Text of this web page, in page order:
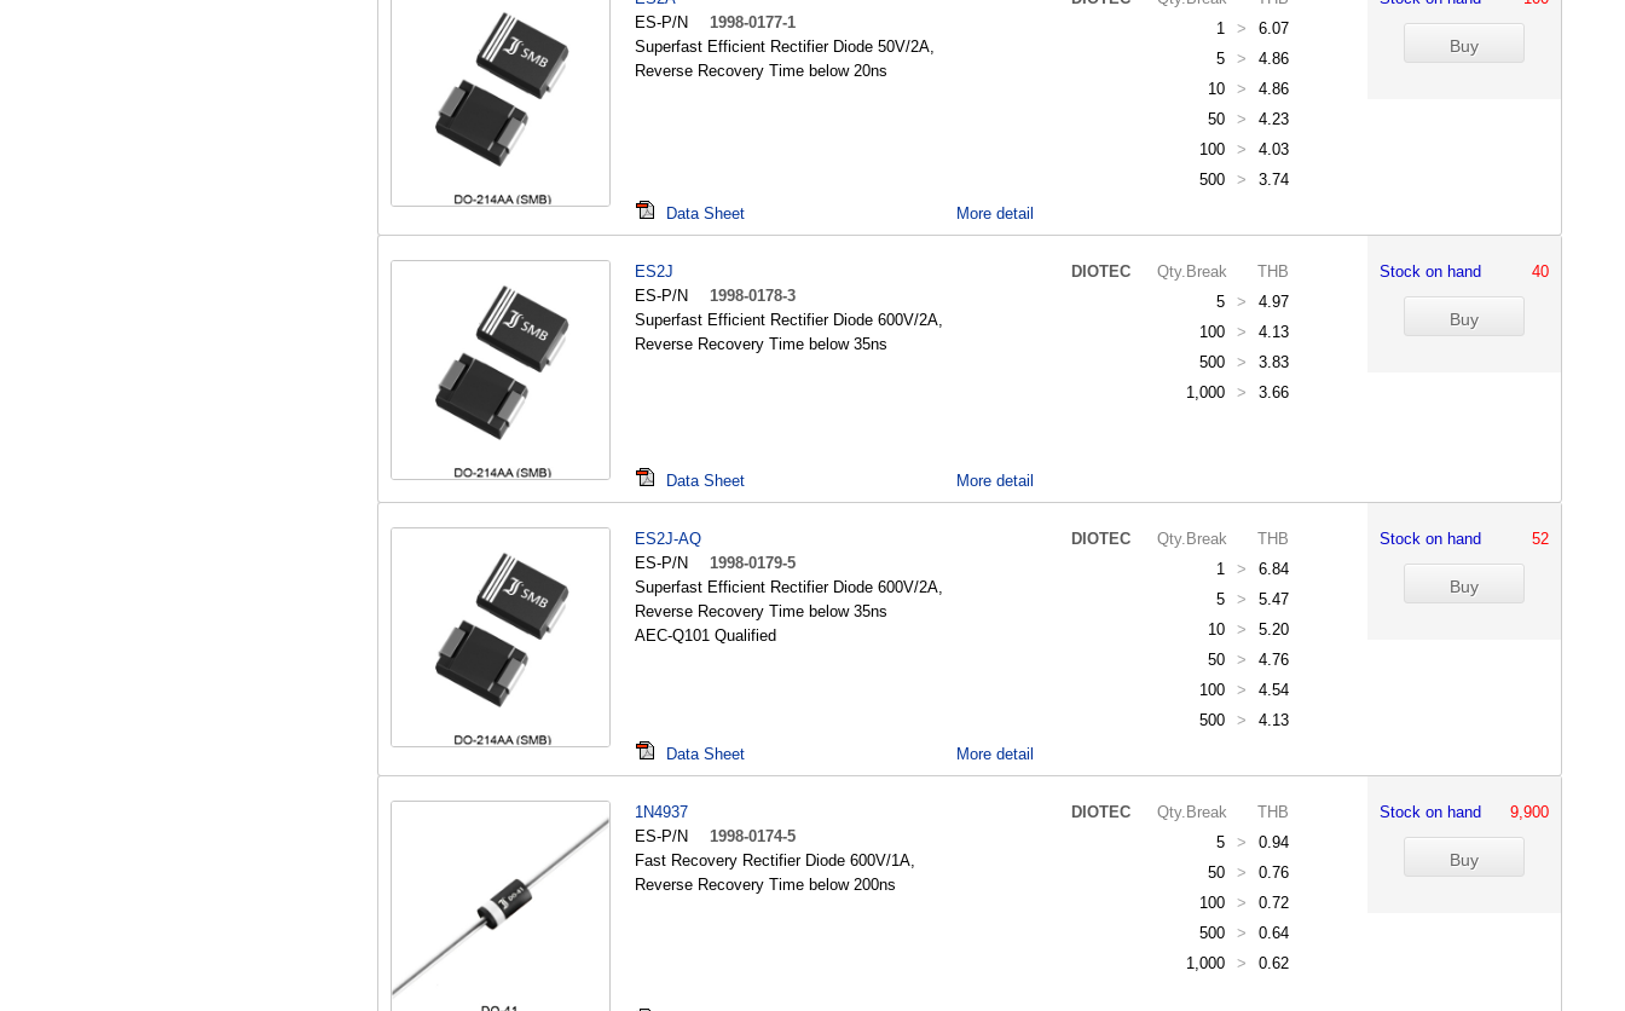
ES-P/N
1998-0177-1
Superfast Efficient Rectifier Diode 50V/2A,
Reverse Recovery Time below 20ns
1
>
6.07
5
>
4.86
10
>
4.86
50
>
4.23
100
>
4.03
500
> 3.74
Data Sheet More detail
ES2J
DIOTEC
ES-P/N
1998-0178-3
Superfast Efficient Rectifier Diode 600V/2A,
Reverse Recovery Time below 35ns
Qty.Break
THB
5
>
4.97
100
>
4.13
500
>
3.83
1,000
> 3.66
Stock on hand 40
Data Sheet More detail
ES2J-AQ
DIOTEC
ES-P/N
1998-0179-5
Superfast Efficient Rectifier Diode 600V/2A,
Reverse Recovery Time below 35ns
AEC-Q101 Qualified
Qty.Break
THB
1
>
6.84
5
>
5.47
10
>
5.20
50
>
4.76
100
>
4.54
500
> 4.13
Stock on hand 52
Data Sheet More detail
1N4937
DIOTEC
ES-P/N
1998-0174-5
Fast Recovery Rectifier Diode 600V/1A,
Reverse Recovery Time below 200ns
Qty.Break
THB
5
>
0.94
50
>
0.76
100
>
0.72
500
>
0.64
1,000
> 0.62
Stock on hand 9,900